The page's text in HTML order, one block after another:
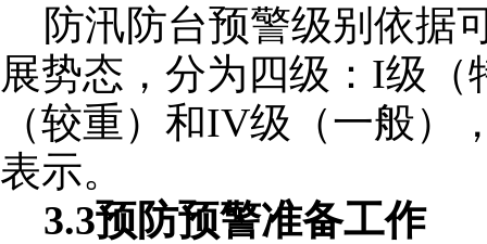
防汛防台预警级别依据
展势态，分为四级： I级（
（较重）和IV级（一般）
表示。
3.3预防预警准备工作